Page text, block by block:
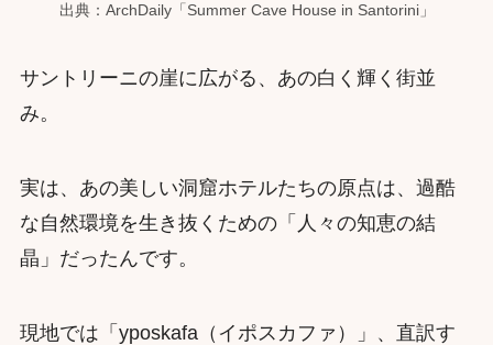
出典：ArchDaily「Summer Cave House in Santorini」
サントリーニの崖に広がる、あの白く輝く街並
み。
実は、あの美しい洞窟ホテルたちの原点は、過酷
な自然環境を生き抜くための「人々の知恵の結
晶」だったんです。
現地では「yposkafa（イポスカファ）」、直訳す